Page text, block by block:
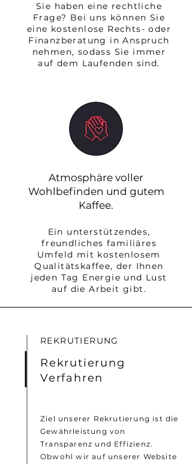
Sie haben eine rechtliche
Frage? Bei uns können Sie
eine kostenlose Rechts- oder
Finanzberatung in Anspruch
nehmen, sodass Sie immer
auf dem Laufenden sind.
Atmosphäre voller
Wohlbefinden und gutem
Kaffee.
Ein unterstützendes,
freundliches familiäres
Umfeld mit kostenlosem
Qualitätskaffee, der Ihnen
jeden Tag Energie und Lust
auf die Arbeit gibt.
REKRUTIERUNG
Rekrutierung
Verfahren
Ziel unserer Rekrutierung ist die
Gewährleistung von
Transparenz und Effizienz.
Obwohl wir auf unserer Website